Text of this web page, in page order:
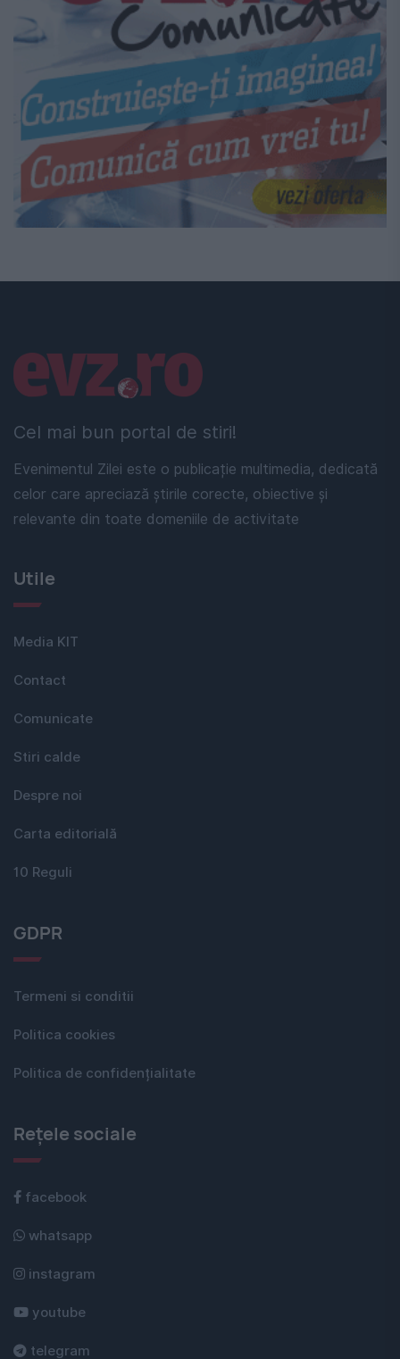
Cel mai bun portal de stiri!
Evenimentul Zilei este o publicație multimedia, dedicată
celor care apreciază știrile corecte, obiective și
relevante din toate domeniile de activitate
Linkuri utile
Utile
Media KIT
Contact
Comunicate
Stiri calde
Despre noi
Carta editorială
10 Reguli
GDPR
Termeni si conditii
Politica cookies
Politica de confidențialitate
Rețele sociale
facebook
whatsapp
instagram
youtube
telegram